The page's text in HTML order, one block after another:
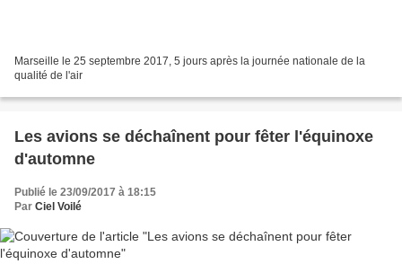
Marseille le 25 septembre 2017, 5 jours après la journée nationale de la
qualité de l'air
Les avions se déchaînent pour fêter l'équinoxe
d'automne
Publié le 23/09/2017 à 18:15
Par Ciel Voilé